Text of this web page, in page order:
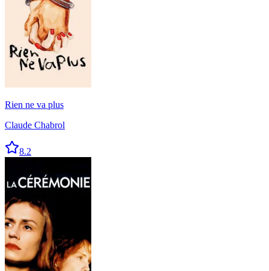
Rien ne va plus
Claude Chabrol
8.2